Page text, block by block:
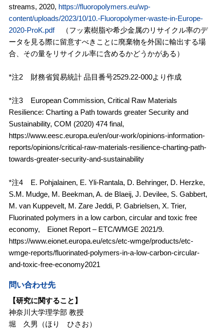
streams, 2020, https://fluoropolymers.eu/wp-
content/uploads/2023/10/10.-Fluoropolymer-waste-in-Europe-
2020-ProK.pdf（フッ素樹脂や希少金属のリサイクル率のデ
ータを見る際に留意すべきことに廃棄物を外国に輸出する場
合、その量をリサイクル率に含めるかどうかがある）
*注2 財務省貿易統計 品目番号2529.22-000より作成
*注3 European Commission, Critical Raw Materials
Resilience: Charting a Path towards greater Security and
Sustainability, COM (2020) 474 final,
https://www.eesc.europa.eu/en/our-work/opinions-information-
reports/opinions/critical-raw-materials-resilience-charting-path-
towards-greater-security-and-sustainability
*注4 E. Pohjalainen, E. Yli-Rantala, D. Behringer, D. Herzke,
S.M. Mudge, M. Beekman, A. de Blaeij, J. Devilee, S. Gabbert,
M. van Kuppevelt, M. Zare Jeddi, P. Gabrielsen, X. Trier,
Fluorinated polymers in a low carbon, circular and toxic free
economy, Eionet Report – ETC/WMGE 2021/9.
https://www.eionet.europa.eu/etcs/etc-wmge/products/etc-
wmge-reports/fluorinated-polymers-in-a-low-carbon-circular-
and-toxic-free-economy2021
問い合わせ先
【研究に関すること】
神奈川大学理学部 教授
堀 久男（ほり ひさお）